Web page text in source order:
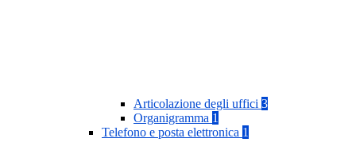
Articolazione degli uffici 3
Organigramma 1
Telefono e posta elettronica 1